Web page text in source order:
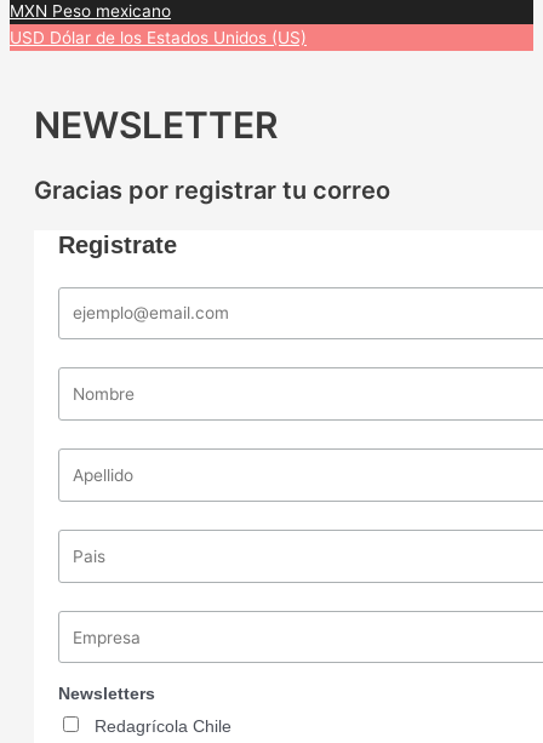
MXN Peso mexicano
USD Dólar de los Estados Unidos (US)
NEWSLETTER
Gracias por registrar tu correo
Registrate
Newsletters
Redagrícola Chile